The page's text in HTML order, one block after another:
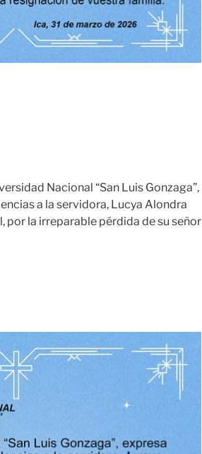
Nacional “San Luis Gonzaga”,
a la servidora, Lucya Alondra
por la irreparable pérdida de su señor